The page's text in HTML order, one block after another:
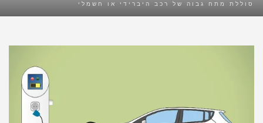
סוללת מתח גבוה של רכב היברידי או חשמלי